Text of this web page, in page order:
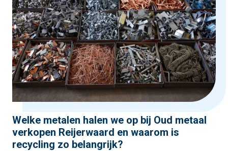
Welke metalen halen we op bij Oud metaal
verkopen Reijerwaard en waarom is
recycling zo belangrijk?